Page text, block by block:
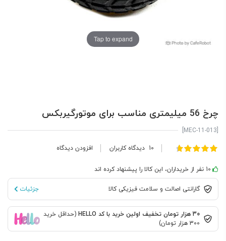
Tap to expand
چرخ 56 میلیمتری مناسب برای موتورگیربکس
امتیاز:
10 دیدگاه کاربران افزودن دیدگاه
10 نفر از خریداران، این کالا را پیشنهاد کرده اند
گارانتی اصالت و سلامت فیزیکی کالا جزئیات
30 هزار تومان تخفیف اولین خرید با کد HELLO
(حداقل خرید
300 هزار تومان)